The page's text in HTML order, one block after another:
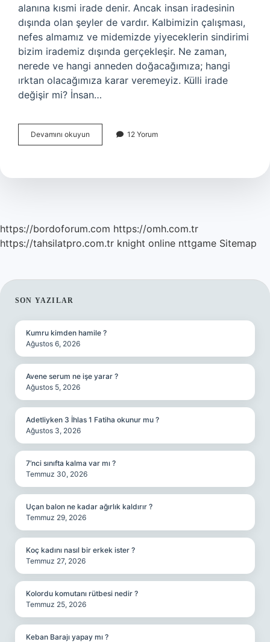
alanına kısmi irade denir. Ancak insan iradesinin
dışında olan şeyler de vardır. Kalbimizin çalışması,
nefes almamız ve midemizde yiyeceklerin sindirimi
bizim irademiz dışında gerçekleşir. Ne zaman,
nerede ve hangi anneden doğacağımıza; hangi
ırktan olacağımıza karar veremeyiz. Külli irade
değişir mi? İnsan…
Devamını okuyun
Irade
12 Yorum
https://bordoforum.com https://omh.com.tr
https://tahsilatpro.com.tr knight online nttgame Sitemap
SIDEBAR
SON YAZILAR
Kumru kimden hamile ?
Ağustos 6, 2026
Avene serum ne işe yarar ?
Ağustos 5, 2026
Adetliyken 3 İhlas 1 Fatiha okunur mu ?
Ağustos 3, 2026
7’nci sınıfta kalma var mı ?
Temmuz 30, 2026
Uçan balon ne kadar ağırlık kaldırır ?
Temmuz 29, 2026
Koç kadını nasıl bir erkek ister ?
Temmuz 27, 2026
Kolordu komutanı rütbesi nedir ?
Temmuz 25, 2026
Keban Barajı yapay mı ?